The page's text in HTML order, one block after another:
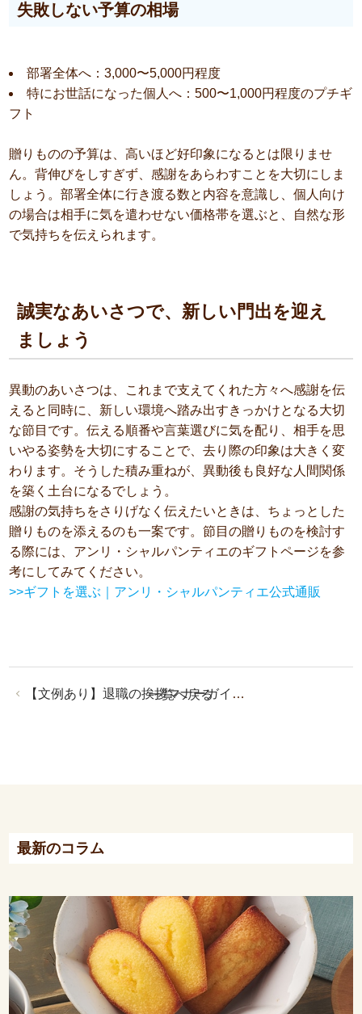
失敗しない予算の相場
部署全体へ：3,000〜5,000円程度
特にお世話になった個人へ：500〜1,000円程度のプチギ
フト
贈りものの予算は、高いほど好印象になるとは限りませ
ん。背伸びをしすぎず、感謝をあらわすことを大切にしま
しょう。部署全体に行き渡る数と内容を意識し、個人向け
の場合は相手に気を遣わせない価格帯を選ぶと、自然な形
で気持ちを伝えられます。
誠実なあいさつで、新しい門出を迎え
ましょう
異動のあいさつは、これまで支えてくれた方々へ感謝を伝
えると同時に、新しい環境へ踏み出すきっかけとなる大切
な節目です。伝える順番や言葉選びに気を配り、相手を思
いやる姿勢を大切にすることで、去り際の印象は大きく変
わります。そうした積み重ねが、異動後も良好な人間関係
を築く土台になるでしょう。
感謝の気持ちをさりげなく伝えたいときは、ちょっとした
贈りものを添えるのも一案です。節目の贈りものを検討す
る際には、アンリ・シャルパンティエのギフトページを参
考にしてみてください。
>>ギフトを選ぶ｜アンリ・シャルパンティエ公式通販
【文例あり】退職の挨拶マナーガイド｜スピーチ・メール・社外向けまでシーン別に解説
一覧へ戻る
最新のコラム